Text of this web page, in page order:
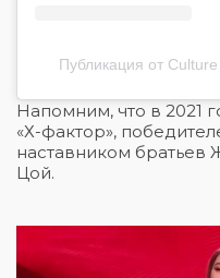
Публикация от
Напомним, что в 2021
«Х-фактор»,
наставником братьев
Цой.